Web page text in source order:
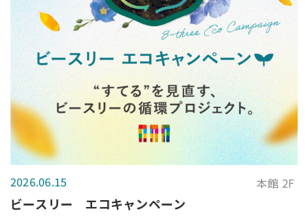
2026.06.15 本館 2F
ビースリー エコキャンペーン